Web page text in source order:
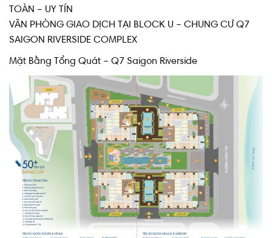
TOÀN – UY TÍN
VĂN PHÒNG GIAO DỊCH TẠI BLOCK U – CHUNG CƯ Q7
SAIGON RIVERSIDE COMPLEX
Mặt Bằng Tổng Quát – Q7 Saigon Riverside